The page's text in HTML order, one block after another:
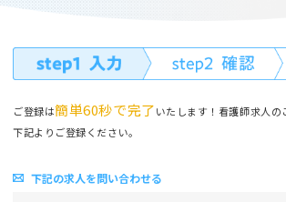
ご登録は簡単60秒で完了いたします！看護師求人
下記よりご登録ください。
下記の求人を問い合わせる